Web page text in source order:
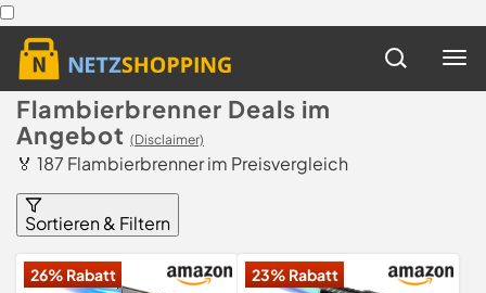
Flambierbrenner Deals im
Angebot (Disclaimer)
🏅 187 Flambierbrenner im Preisvergleich
Sortieren & Filtern
26% Rabatt 23% Rabatt